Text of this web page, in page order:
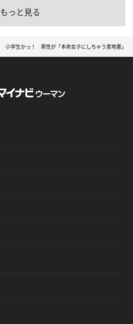
もっと見る
小学生かっ！ 男性が「本命女子にしちゃう意地悪」4